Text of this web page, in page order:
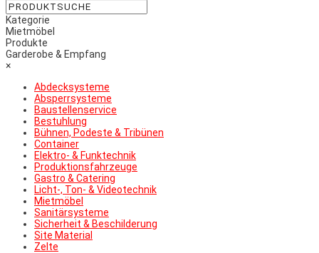
Kategorie
Mietmöbel
Produkte
Garderobe & Empfang
×
Abdecksysteme
Absperrsysteme
Baustellenservice
Bestuhlung
Bühnen, Podeste & Tribünen
Container
Elektro- & Funktechnik
Produktionsfahrzeuge
Gastro & Catering
Licht-, Ton- & Videotechnik
Mietmöbel
Sanitärsysteme
Sicherheit & Beschilderung
Site Material
Zelte